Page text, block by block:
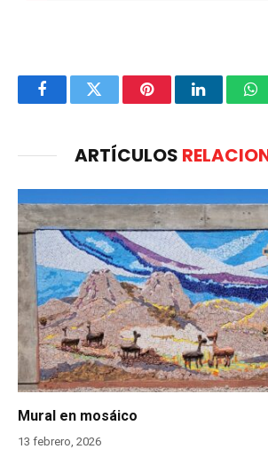
FacebookTwitter PinterestLinkedIn
ARTÍCULOS
Mural en mosáico
13 febrero, 2026